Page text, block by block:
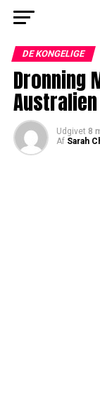
DE KONGELIGE
Dronning
Udgivet 8
Af Sarah